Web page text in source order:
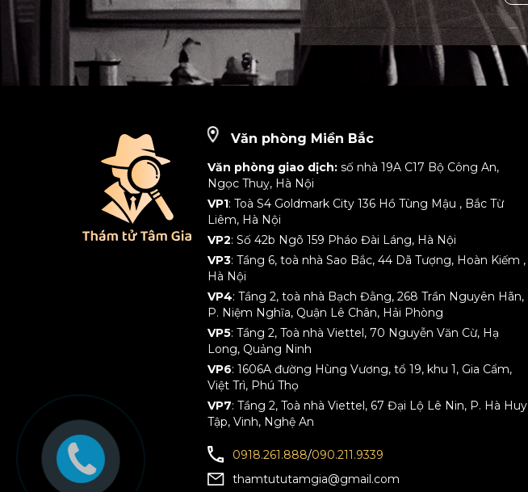
Văn phòng Miền Bắc
Văn phòng giao dịch: số nhà 19A C17 Bộ Công An,
Ngọc Thuỵ, Hà Nội
VP1: Toà S4 Goldmark City 136 Hồ Tùng Mậu , Bắc Từ
Liêm, Hà Nội
VP2: Số 42b Ngõ 159 Pháo Đài Láng, Hà Nội
VP3: Tầng 6, toà nhà Sao Bắc, 44 Dã Tượng, Hoàn Kiếm ,
Hà Nội
VP4: Tầng 2, toà nhà Bạch Đằng, 268 Trần Nguyên Hãn,
P. Niệm Nghĩa, Quận Lê Chân, Hải Phòng
VP5: Tầng 2, Toà nhà Viettel, 70 Nguyễn Văn Cừ, Hạ
Long, Quảng Ninh
VP6: 1606A đường Hùng Vương, tổ 19, khu 1, Gia Cẩm,
Việt Trì, Phú Thọ
VP7: Tầng 2, Toà nhà Viettel, 67 Đại Lộ Lê Nin, P. Hà Huy
Tập, Vinh, Nghệ An
0918.261.888/090.211.9339
thamtututamgia@gmail.com